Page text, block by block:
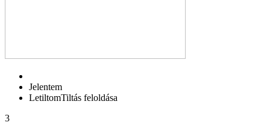
Jelentem
LetiltomTiltás feloldása
3